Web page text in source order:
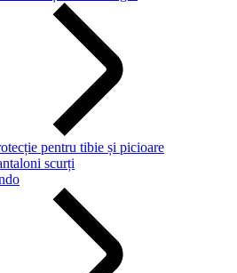
pentru tibie și picioare
scurți